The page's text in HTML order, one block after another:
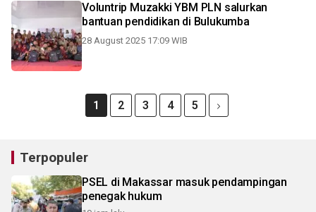
Voluntrip Muzakki YBM PLN salurkan
bantuan pendidikan di Bulukumba
28 August 2025 17:09 WIB
1 2 3 4 5
Terpopuler
PSEL di Makassar masuk pendampingan
penegak hukum